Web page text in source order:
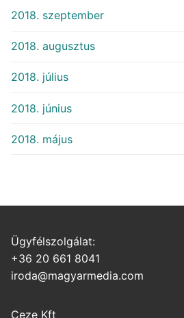
2018. szeptember
2018. augusztus
2018. július
2018. június
2018. május
Ügyfélszolgálat:
+36 20 661 8041
iroda@magyarmedia.com
Ceze Kft